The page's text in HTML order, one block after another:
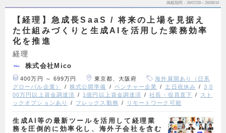
掲載期間 26/07/28～26/08/10
【経理】急成長SaaS / 将来の上場を見据え
た仕組みづくりと生成AIを活用した業務効率
化を推進
経理
株式会社Mico
400万円 ～ 699万円 東京都、大阪府
海外展開あり（日系
グローバル企業）
株式公開準備 ベンチャー企業 土日祝休み
3,0
00万円以上資金調達済
1億円以上資金調達済 社長・役員直下
スト
ックオプションあり
フレックス勤務 リモートワーク可能
生成AI等の最新ツールを活用して経理業
務を圧倒的に効率化し、海外子会社を含む